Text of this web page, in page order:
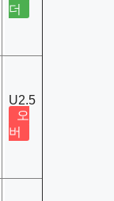
더
U2.5
오
버